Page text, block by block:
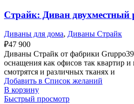
Страйк: Диван двухместный
Диваны для дома, Диваны Страйк
₽47 900
Диваны Страйк от фабрики
оснащения как офисов так квартир
смотрятся и различных тканях и
Добавить в Список желаний
В корзину
Быстрый просмотр